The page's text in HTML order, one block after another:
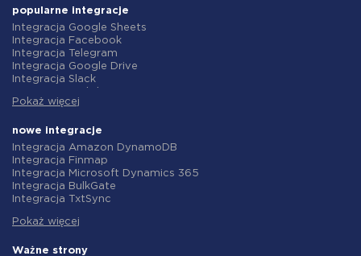
popularne integracje
Integracja Google Sheets
Integracja Facebook
Integracja Telegram
Integracja Google Drive
Integracja Slack
Integracja Gmail
Integracja ClickUp
Integracja Airtable
Integracja Google Contacts
Integracja OpenAI (ChatGPT)
Integracja Instagram
Integracja ActiveCampaign
Integracja Salesforce CRM
Integracja Notion
Pokaż więcej
nowe integracje
Integracja Amazon DynamoDB
Integracja Finmap
Integracja Microsoft Dynamics 365
Integracja BulkGate
Integracja TxtSync
Integracja Corezoid
Integracja Instasent
Pokaż więcej
Ważne strony